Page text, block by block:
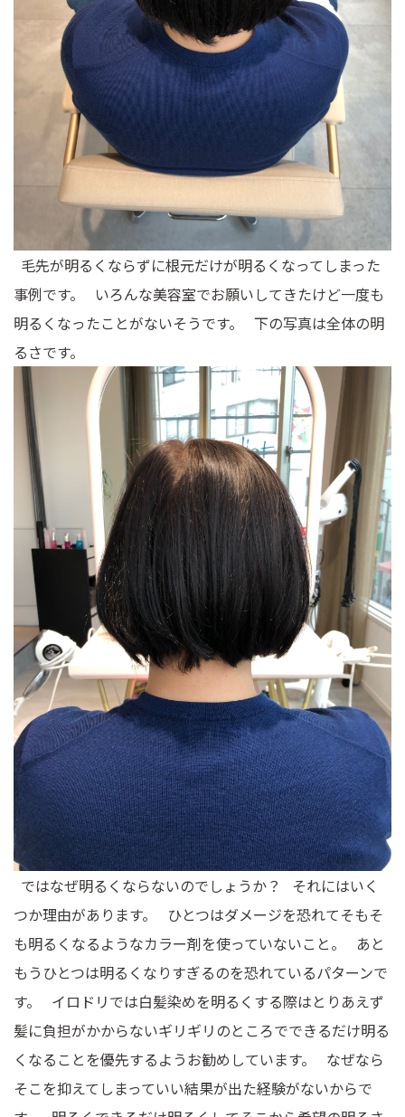
毛先が明るくならずに根元だけが明るくなってしまった
事例です。 いろんな美容室でお願いしてきたけど一度も
明るくなったことがないそうです。 下の写真は全体の明
るさです。
ではなぜ明るくならないのでしょうか？ それにはいく
つか理由があります。 ひとつはダメージを恐れてそもそ
も明るくなるようなカラー剤を使っていないこと。 あと
もうひとつは明るくなりすぎるのを恐れているパターンで
す。 イロドリでは白髪染めを明るくする際はとりあえず
髪に負担がかからないギリギリのところでできるだけ明る
くなることを優先するようお勧めしています。 なぜなら
そこを抑えてしまっていい結果が出た経験がないからで